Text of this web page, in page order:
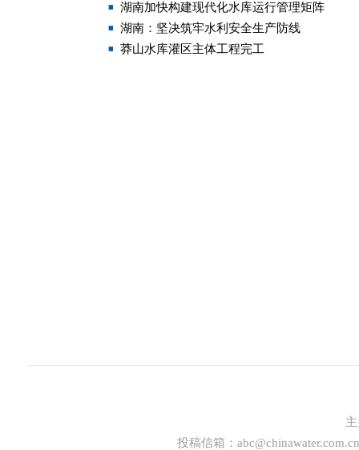
湖南加快构建现代化水库运行管理矩阵
湖南：坚决筑牢水利安全生产防线
莽山水库灌区主体工程完工
投稿信箱： abc@chinawater.com.cn